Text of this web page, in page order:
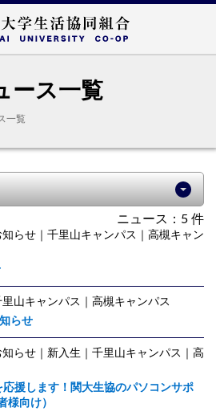
ース一覧
一覧
ニュース：5 件
知らせ｜千里山キャンパス｜高槻キャン
里山キャンパス｜高槻キャンパス
らせ
知らせ｜新入生｜千里山キャンパス｜高
援します！関大生協のパソコンサポ
様向け）